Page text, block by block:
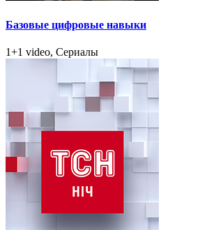
Базовые цифровые навыки
1+1 video, Сериалы